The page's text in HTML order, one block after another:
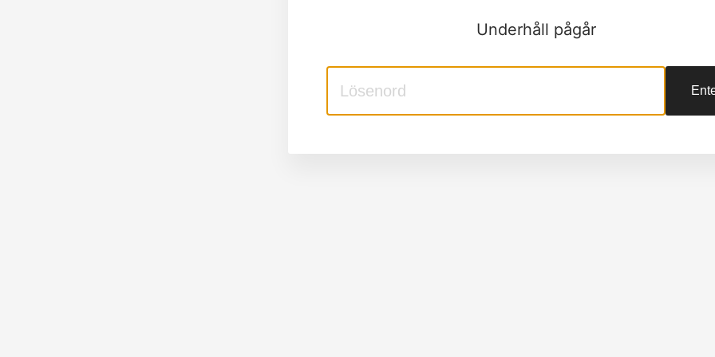
Underhåll pågår